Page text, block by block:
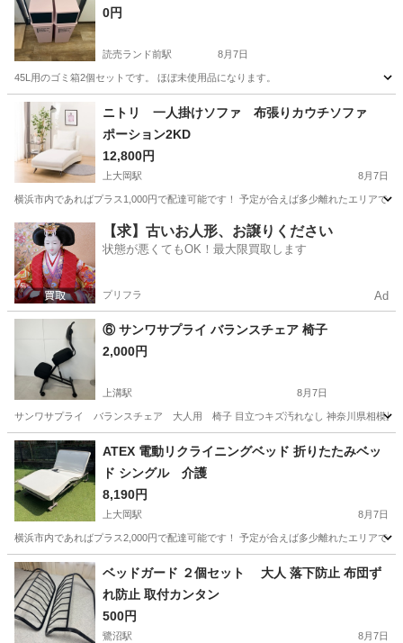
0円
読売ランド前駅 8月7日
45L用のゴミ箱2個セットです。 ほぼ未使用品になります。
神奈川 川崎市 読売ランド前駅 ピンク
ニトリ 一人掛けソファ 布張りカウチソファ
ポーション2KD
12,800円
上大岡駅 8月7日
横浜市内であればプラス1,000円で配達可能です！ 予定が合えば多少離れたエリアで
神奈川 上大岡駅 ソファ
【求】古いお人形、お譲りください
状態が悪くてもOK！最大限買取します
プリフラ Ad
⑥ サンワサプライ バランスチェア 椅子
2,000円
上溝駅 8月7日
サンワサプライ バランスチェア 大人用 椅子 目立つキズ汚れなし 神奈川県相模原
神奈川 相模原市 上溝駅 椅子
ATEX 電動リクライニングベッド 折りたたみベッ
ド シングル 介護
8,190円
上大岡駅 8月7日
横浜市内であればプラス2,000円で配達可能です！ 予定が合えば多少離れたエリアで
神奈川 横浜市 上大岡駅 ベッド リクライニング
ベッドガード ２個セット 大人 落下防止 布団ず
れ防止 取付カンタン
500円
鷺沼駅 8月7日